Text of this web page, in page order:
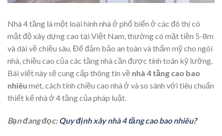
Nhà 4 tầng là một loại hình nhà ở phổ biến ở các đô thị có
mật độ xây dựng cao tại Việt Nam, thường có mặt tiền 5-8m
và dài về chiều sâu. Để đảm bảo an toàn và thẩm mỹ cho ngôi
nhà, chiều cao của các tầng nhà cần được tính toán kỹ lưỡng.
Bài viết này sẽ cung cấp thông tin về nhà 4 tầng cao bao
nhiêu mét, cách tính chiều cao nhà ở và so sánh với tiêu chuẩn
thiết kế nhà ở 4 tầng của pháp luật.
Bạn đang đọc:Quy định xây nhà 4 tầng cao bao nhiêu?